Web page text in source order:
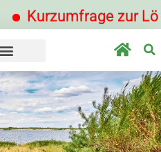
Kurzumfrage zur